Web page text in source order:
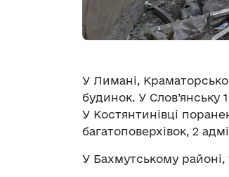
У Лимані,
будинок. У
У Костянтинівці
багатоповерхівок, 2
У Бахмутському